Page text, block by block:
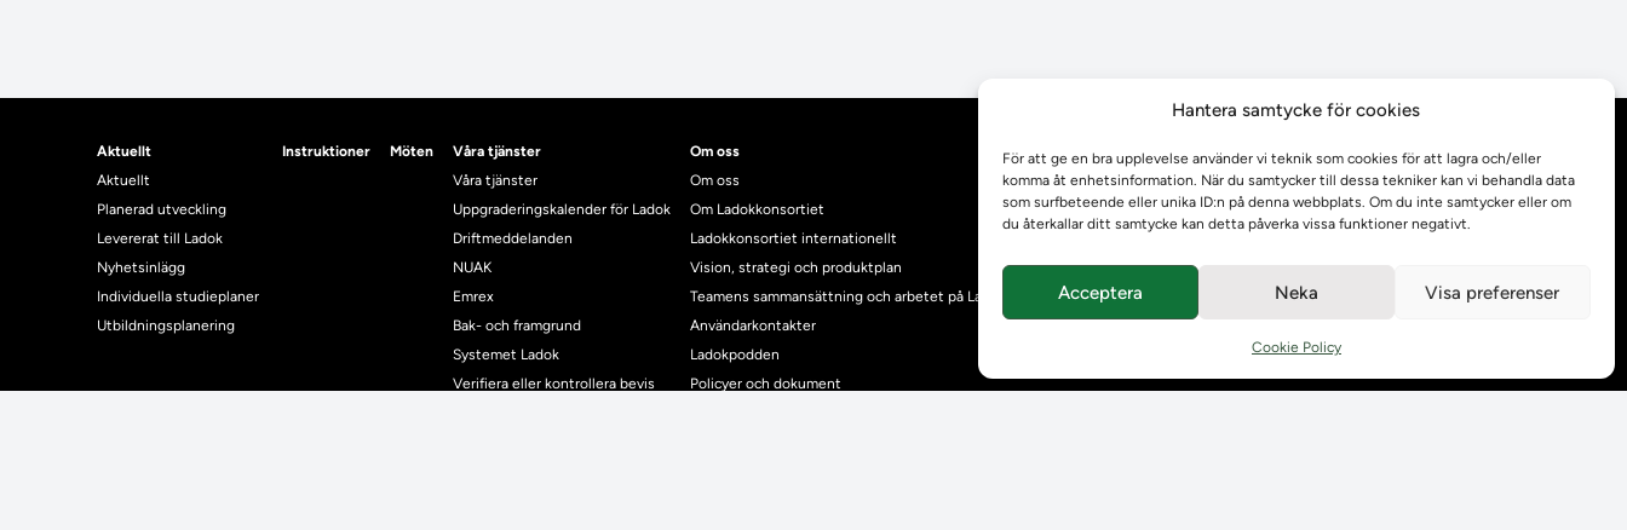
Hantera samtycke för cookies
För att ge en bra upplevelse använder vi teknik som cookies för att lagra och/eller
komma åt enhetsinformation. När du samtycker till dessa tekniker kan vi behandla data
som surfbeteende eller unika ID:n på denna webbplats. Om du inte samtycker eller om
du återkallar ditt samtycke kan detta påverka vissa funktioner negativt.
Acceptera Neka Visa preferenser
Cookie Policy
Aktuellt
Aktuellt
Planerad utveckling
Levererat till Ladok
Nyhetsinlägg
Individuella studieplaner
Utbildningsplanering
Instruktioner Möten
Våra tjänster
Våra tjänster
Uppgraderingskalender för Ladok
Driftmeddelanden
NUAK
Emrex
Bak- och framgrund
Systemet Ladok
Verifiera eller kontrollera bevis
Om oss
Om oss
Om Ladokkonsortiet
Ladokkonsortiet internationellt
Vision, strategi och produktplan
Teamens sammansättning och arbetet på Ladokkonsortiet
Användarkontakter
Ladokpodden
Policyer och dokument
Behandling av
personuppgifter
Prenumerera på våra